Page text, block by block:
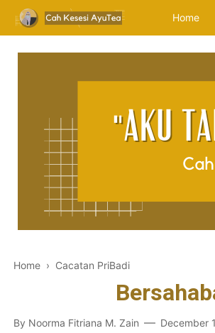
Home
Home › Cacatan PriBadi
By Noorma Fitriana M. Zain December